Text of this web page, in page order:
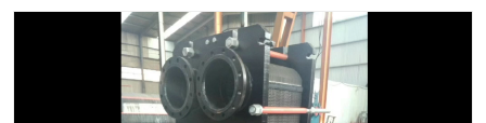
汽水换热机组 板式换热设备
板式换热机组 定压补水装置
囊式膨胀水箱 水处理器设备